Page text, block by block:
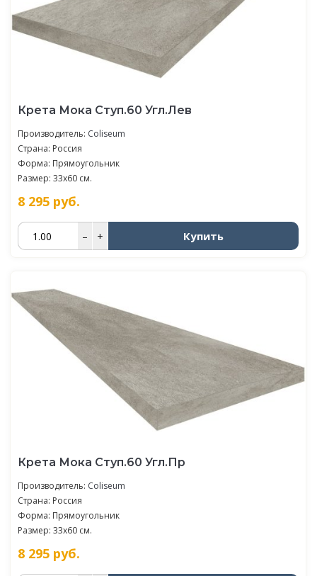
Крета Мока Ступ.60 Угл.Лев
Производитель: Coliseum
Страна: Россия
Форма: Прямоугольник
Размер: 33x60 см.
8 295 руб.
– + Купить
Крета Мока Ступ.60 Угл.Пр
Производитель: Coliseum
Страна: Россия
Форма: Прямоугольник
Размер: 33x60 см.
8 295 руб.